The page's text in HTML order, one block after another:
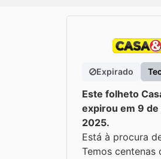
Expirado
Este folheto
expirou em 9 de
2025.
Está à procura
Temos centenas